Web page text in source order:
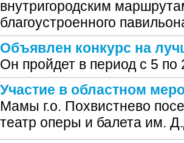
внутригородским
благоустроенного
Объявлен конкурс на
Он пройдет в период с 5 по
Участие в областном
Мамы г.о. Похвистнево
театр оперы и балета им.